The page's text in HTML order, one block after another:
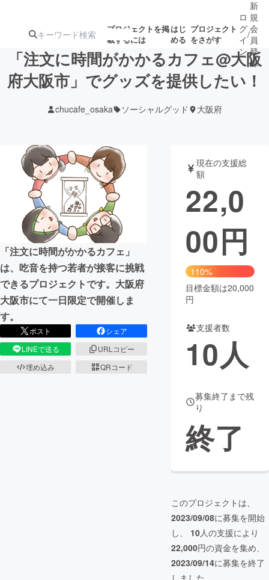
プロジェクトを掲
載するには
はじ
める
プロジェクト
をさがす
ターン
ジェクト
募集終了が近いプ
ロジェクト
もうすぐ公開
されます
アート・写真 音楽
テクノロジー・ガジェット ゲーム・
映像・映画 書籍・雑誌
ビジネス・起業 チャレンジ
まちづくり・地域活性化
CAMPFIRE for Social Good CAMPFIRE Creation
CAMPFIREふるさと納税
コミュニティ
ロ
グ
イ
ン
/
新
規
会
員
登
録
「注文に時間がかかるカフェ@大阪
府大阪市」でグッズを提供したい！
chucafe_osaka ソーシャルグッド 大阪府
「注文に時間がかかるカフェ」
は、吃音を持つ若者が接客に挑戦
できるプロジェクトです。大阪府
大阪市にて一日限定で開催しま
す。
ポスト
シェア
LINEで送る
URLコピー
埋め込み
QRコード
現在の支援総
額
22,0
00円
110%
目標金額は20,000
円
支援者数
10人
募集終了まで残
り
終了
このプロジェクトは、
2023/09/08に募集を開始
し、 10人の支援により
22,000円の資金を集め、
2023/09/14に募集を終了
しました